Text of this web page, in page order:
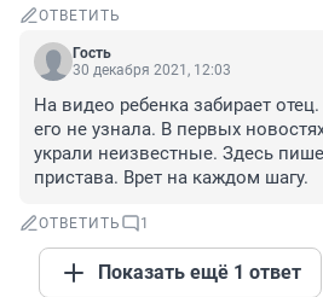
ОТВЕТИТЬ
Гость
30 декабря 2021, 12:03
На видео ребенка забирает
его не узнала. В первых
украли неизвестные. Здесь
пристава. Врет на каждом шагу.
ОТВЕТИТЬ 1
Показать ещё 1 ответ